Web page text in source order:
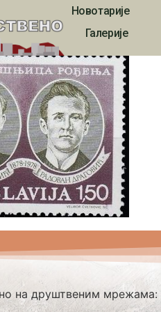
Новотарије
Галерије
markica
на друштвеним мрежама: